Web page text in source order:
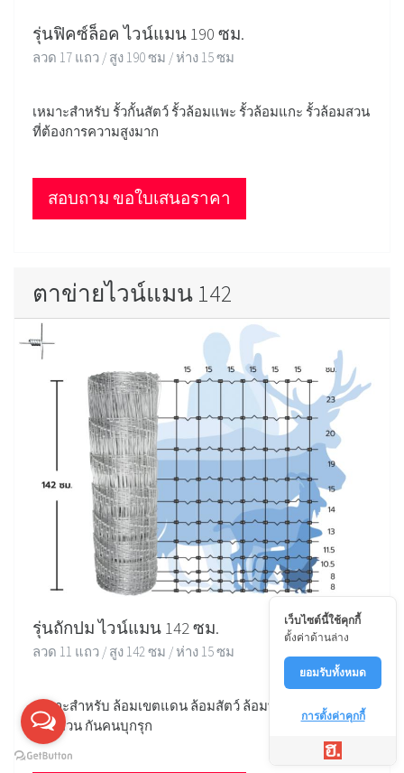
รุ่นฟิคซ์ล็อค ไวน์แมน 190 ซม.
ลวด 17 แถว / สูง 190 ซม / ห่าง 15 ซม
เหมาะสำหรับ รั้วกั้นสัตว์ รั้วล้อมแพะ รั้วล้อมแกะ รั้วล้อมสวน
ที่ต้องการความสูงมาก
สอบถาม ขอใบเสนอราคา
ตาข่ายไวน์แมน 142
รุ่นถักปม ไวน์แมน 142 ซม.
ลวด 11 แถว / สูง 142 ซม / ห่าง 15 ซม
เหมาะสำหรับ ล้อมเขตแดน ล้อมสัตว์ ล้อมพื้นที่ ล้อมบ้าน
ล้อมสวน กันคนบุกรุก
เว็บไซต์นี้ใช้คุกกี้
ตั้งค่าด้านล่าง
ยอมรับทั้งหมด
การตั้งค่าคุกกี้